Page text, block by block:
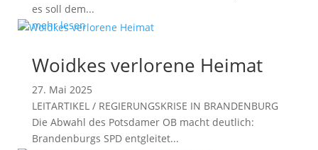
es soll dem...
mehr lesen
Woidkes verlorene Heimat
27. Mai 2025
LEITARTIKEL / REGIERUNGSKRISE IN BRANDENBURG
Die Abwahl des Potsdamer OB macht deutlich:
Brandenburgs SPD entgleitet...